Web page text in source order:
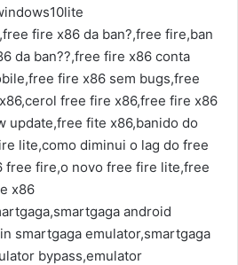
fire x86 da ban?,free fire,ban
da ban??,free fire x86 conta
fire x86 sem bugs,free
free fire x86,free fire x86
update,free fite x86,banido do
lite,como diminui o lag do free
free fire,o novo free fire lite,free
x86
android
smartgaga emulator,smartgaga
bypass,emulator